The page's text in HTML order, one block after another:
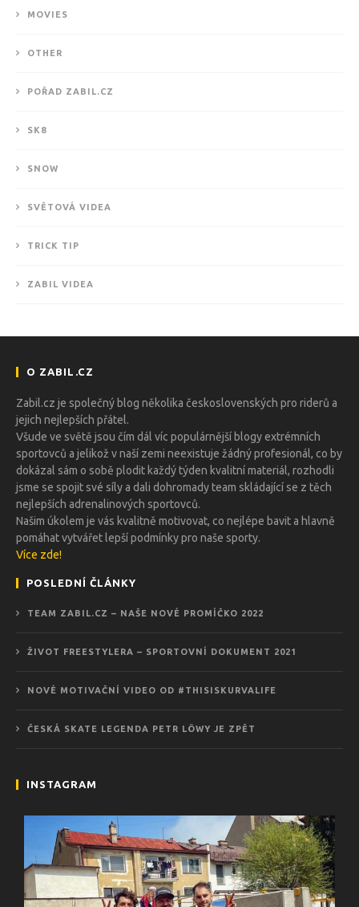
MOVIES
OTHER
POŘAD ZABIL.CZ
SK8
SNOW
SVĚTOVÁ VIDEA
TRICK TIP
ZABIL VIDEA
O ZABIL.CZ
Zabil.cz je společný blog několika československých pro riderů a
jejich nejlepších přátel.
Všude ve světě jsou čím dál víc populárnější blogy extrémních
sportovců a jelikož v naší zemi neexistuje žádný profesionál, co by
dokázal sám o sobě plodit každý týden kvalitní materiál, rozhodli
jsme se spojit své síly a dali dohromady team skládající se z těch
nejlepších adrenalinových sportovců.
Našim úkolem je vás kvalitně motivovat, co nejlépe bavit a hlavně
pomáhat vytvářet lepší podmínky pro naše sporty.
Více zde!
POSLEDNÍ ČLÁNKY
TEAM ZABIL.CZ – NAŠE NOVÉ PROMÍČKO 2022
ŽIVOT FREESTYLERA – SPORTOVNÍ DOKUMENT 2021
NOVÉ MOTIVAČNÍ VIDEO OD #THISISKURVALIFE
ČESKÁ SKATE LEGENDA PETR LÖWY JE ZPĚT
INSTAGRAM